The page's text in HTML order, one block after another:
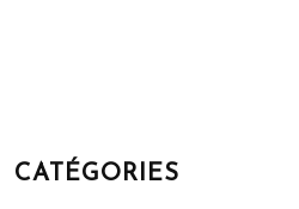
CATÉGORIES